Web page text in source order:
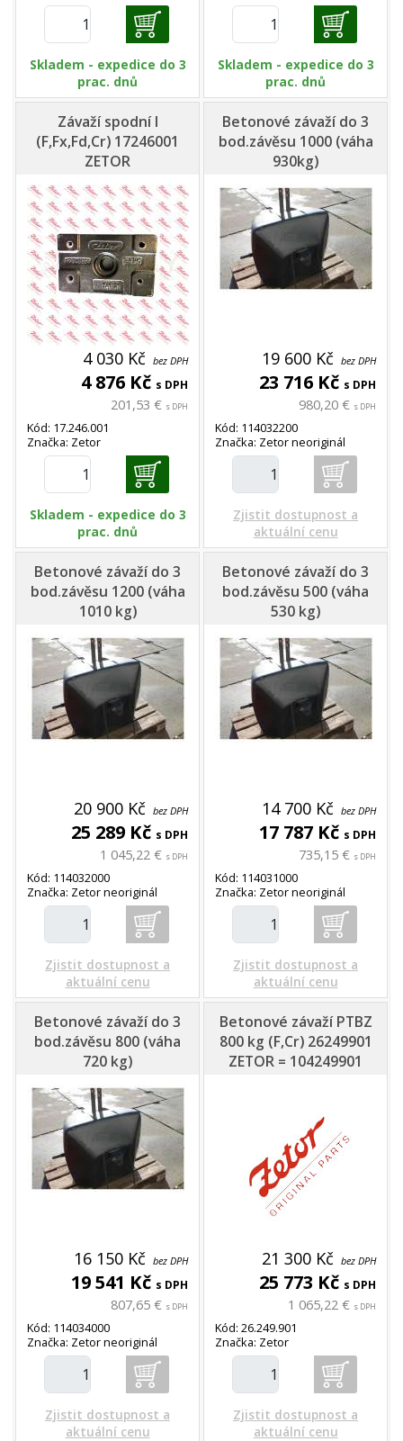
Skladem - expedice do 3
prac. dnů
Skladem - expedice do 3
prac. dnů
Závaží spodní I
(F,Fx,Fd,Cr) 17246001
ZETOR
4 030 Kč bez DPH
4 876 Kč s DPH
201,53 € s DPH
Kód: 17.246.001
Značka: Zetor
Skladem - expedice do 3
prac. dnů
Betonové závaží do 3
bod.závěsu 1000 (váha
930kg)
19 600 Kč bez DPH
23 716 Kč s DPH
980,20 € s DPH
Kód: 114032200
Značka: Zetor neoriginál
Zjistit dostupnost a
aktuální cenu
Betonové závaží do 3
bod.závěsu 1200 (váha
1010 kg)
20 900 Kč bez DPH
25 289 Kč s DPH
1 045,22 € s DPH
Kód: 114032000
Značka: Zetor neoriginál
Zjistit dostupnost a
aktuální cenu
Betonové závaží do 3
bod.závěsu 500 (váha
530 kg)
14 700 Kč bez DPH
17 787 Kč s DPH
735,15 € s DPH
Kód: 114031000
Značka: Zetor neoriginál
Zjistit dostupnost a
aktuální cenu
Betonové závaží do 3
bod.závěsu 800 (váha
720 kg)
16 150 Kč bez DPH
19 541 Kč s DPH
807,65 € s DPH
Kód: 114034000
Značka: Zetor neoriginál
Zjistit dostupnost a
aktuální cenu
Betonové závaží PTBZ
800 kg (F,Cr) 26249901
ZETOR = 104249901
21 300 Kč bez DPH
25 773 Kč s DPH
1 065,22 € s DPH
Kód: 26.249.901
Značka: Zetor
Zjistit dostupnost a
aktuální cenu